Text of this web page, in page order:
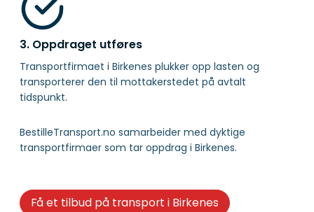
3. Oppdraget utføres
Transportfirmaet i Birkenes plukker opp lasten og
transporterer den til mottakerstedet på avtalt
tidspunkt.
BestilleTransport.no samarbeider med dyktige
transportfirmaer som tar oppdrag i Birkenes.
Få et tilbud på transport i Birkenes